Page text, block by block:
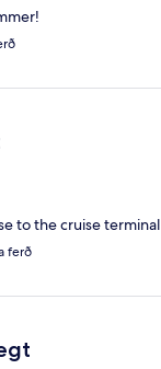
to the cruise terminal
ferð